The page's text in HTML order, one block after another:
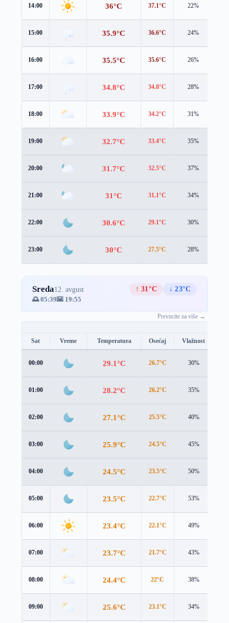
14:00 36°C 37.1°C 22%
15:00 35.9°C 36.6°C 24%
16:00 35.5°C 35.6°C 26%
17:00 34.8°C 34.8°C 28%
18:00 33.9°C 34.2°C 31%
19:00 32.7°C 33.4°C 35%
20:00 31.7°C 32.5°C 37%
21:00 31°C 31.1°C 34%
22:00 30.6°C 29.1°C 30%
23:00 30°C 27.5°C 28%
Sreda12. avgust ↑ 31°C
↓ 23°C
🌅 05:39🌇 19:55
Prevucite za više →
Sat Vreme Temperatura Osećaj Vlažnost
00:00 29.1°C 26.7°C 30%
01:00 28.2°C 26.2°C 35%
02:00 27.1°C 25.5°C 40%
03:00 25.9°C 24.5°C 45%
04:00 24.5°C 23.5°C 50%
05:00 23.5°C 22.7°C 53%
06:00 23.4°C 22.1°C 49%
07:00 23.7°C 21.7°C 43%
08:00 24.4°C 22°C 38%
09:00 25.6°C 23.1°C 34%